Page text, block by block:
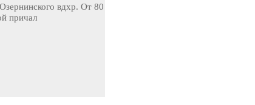
вдхр. От 80
причал